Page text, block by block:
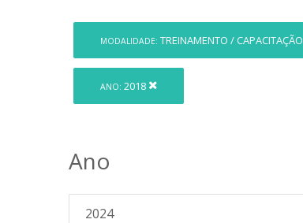
MODALIDADE: TREINAMENTO / CAPACITAÇÃO
ANO: 2018
Ano
2024